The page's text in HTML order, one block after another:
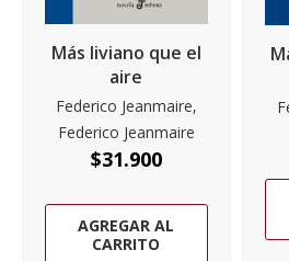
Más liviano que el
aire
Federico Jeanmaire,
Federico Jeanmaire
$31.900
AGREGAR AL
CARRITO